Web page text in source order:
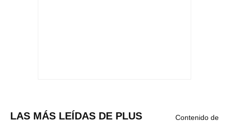
LAS MÁS LEÍDAS DE PLUS
Contenido de